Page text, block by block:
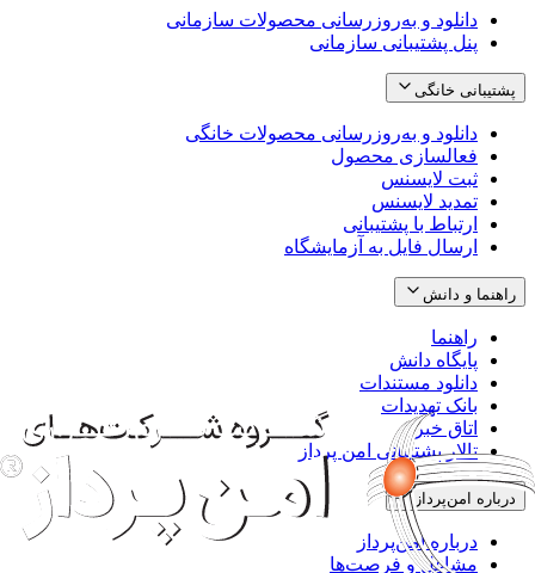
دانلود و به‌روزرسانی محصولات سازمانی
پنل پشتیبانی سازمانی
پشتیبانی خانگی
دانلود و به‌روزرسانی محصولات خانگی
فعالسازی محصول
ثبت لایسنس
تمدید لایسنس
ارتباط با پشتیبانی
ارسال فایل به آزمایشگاه
راهنما و دانش
راهنما
پایگاه دانش
دانلود مستندات
بانک تهدیدات
اتاق خبر
تالار پشتیبانی امن پرداز
درباره امن‌پرداز
درباره امن‌پرداز
مشاغل و فرصت‌ها